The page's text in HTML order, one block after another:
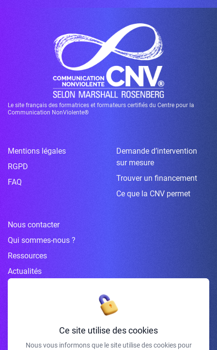
Le site français des formatrices et formateurs certifiés du Centre pour la
Communication NonViolente®
Mentions légales
RGPD
FAQ
Demande d’intervention
sur mesure
Trouver un financement
Ce que la CNV permet
Nous contacter
Qui sommes-nous ?
Ressources
Actualités
Inscrivez-vous à la newsletter
Ce site utilise des cookies
Nous vous informons que le site utilise des cookies pour